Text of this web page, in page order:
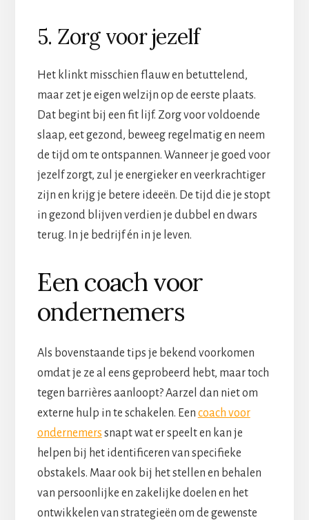
5. Zorg voor jezelf
Het klinkt misschien flauw en betuttelend,
maar zet je eigen welzijn op de eerste plaats.
Dat begint bij een fit lijf. Zorg voor voldoende
slaap, eet gezond, beweeg regelmatig en neem
de tijd om te ontspannen. Wanneer je goed voor
jezelf zorgt, zul je energieker en veerkrachtiger
zijn en krijg je betere ideeën. De tijd die je stopt
in gezond blijven verdien je dubbel en dwars
terug. In je bedrijf én in je leven.
Een coach voor
ondernemers
Als bovenstaande tips je bekend voorkomen
omdat je ze al eens geprobeerd hebt, maar toch
tegen barrières aanloopt? Aarzel dan niet om
externe hulp in te schakelen. Een coach voor
ondernemers snapt wat er speelt en kan je
helpen bij het identificeren van specifieke
obstakels. Maar ook bij het stellen en behalen
van persoonlijke en zakelijke doelen en het
ontwikkelen van strategieën om de gewenste